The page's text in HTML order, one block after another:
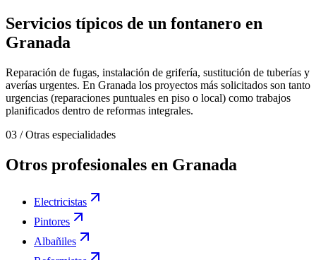
Servicios típicos de un fontanero en
Granada
Reparación de fugas, instalación de grifería, sustitución de tuberías y
averías urgentes. En Granada los proyectos más solicitados son tanto
urgencias (reparaciones puntuales en piso o local) como trabajos
planificados dentro de reformas integrales.
03 /Otras especialidades
Otros profesionales en Granada
Electricistas
Pintores
Albañiles